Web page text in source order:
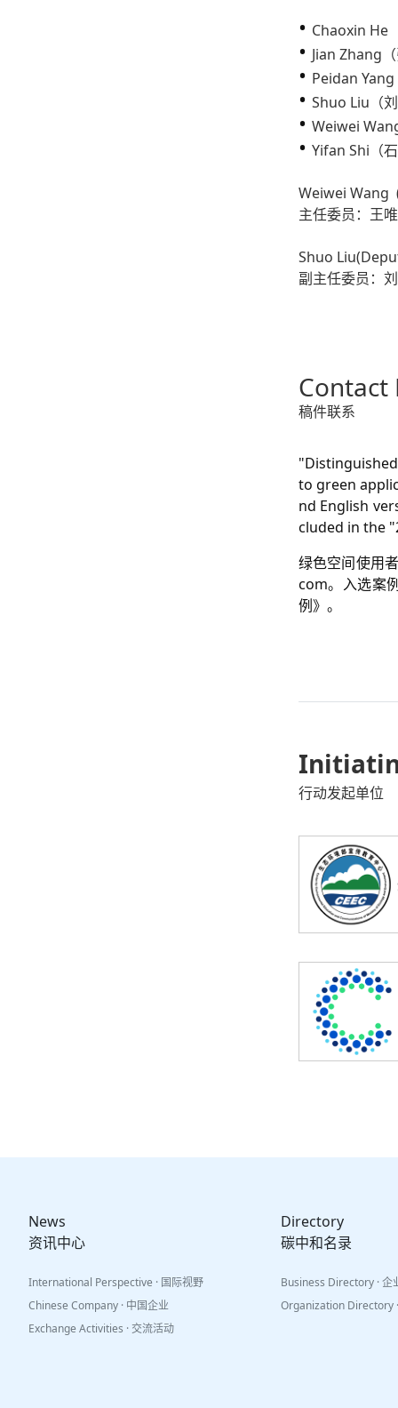
• Chaoxin He
• Jian Zhang
• Peidan
• Shuo Liu（
• Weiwei
• Yifan Shi（
Weiwei Wang
主任委员：王
Shuo
副主任委员：
Contact
稿件联系
to green
nd English
cluded in the
绿色空间使用
com。入选案
例》。
行动发起单位
News
资讯中心
International Perspective · 国际视野
Chinese Company · 中国企业
Exchange Activities · 交流活动
Directory
碳中和名录
Business Directory · 企
Organization Directory